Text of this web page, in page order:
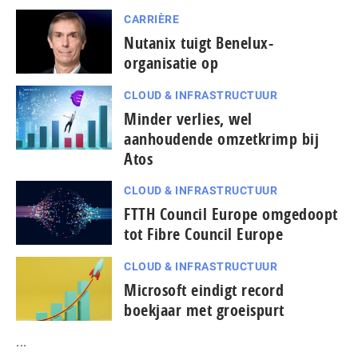
CARRIÈRE
Nutanix tuigt Benelux-
organisatie op
CLOUD & INFRASTRUCTUUR
Minder verlies, wel
aanhoudende omzetkrimp bij
Atos
CLOUD & INFRASTRUCTUUR
FTTH Council Europe omgedoopt
tot Fibre Council Europe
CLOUD & INFRASTRUCTUUR
Microsoft eindigt record
boekjaar met groeispurt
...